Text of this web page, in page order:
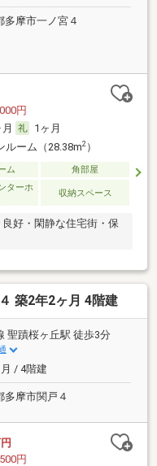
多摩市一ノ宮４
円
1ヶ月
ルーム（28.38m2）
ム 角部屋
ターホ
収納スペース
好・閑静な住宅街・保
築2年2ヶ月 4階建
聖蹟桜ヶ丘駅 徒歩3分
/ 4階建
多摩市関戸４
円